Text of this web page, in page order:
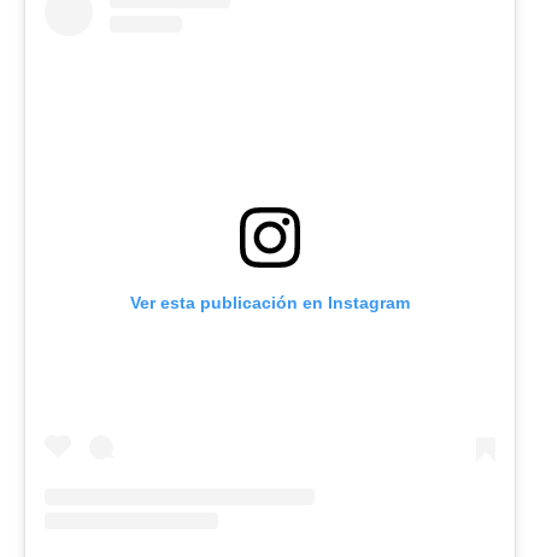
Ver esta publicación en Instagram